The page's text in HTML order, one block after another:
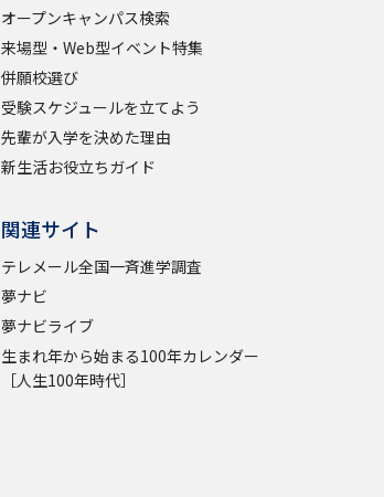
オープンキャンパス検索
来場型・Web型イベント特集
併願校選び
受験スケジュールを立てよう
先輩が入学を決めた理由
新生活お役立ちガイド
関連サイト
テレメール全国一斉進学調査
夢ナビ
夢ナビライブ
生まれ年から始まる100年カレンダー
［人生100年時代］